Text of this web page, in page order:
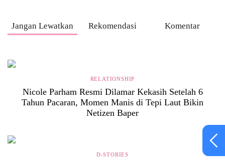
Jangan Lewatkan Rekomendasi Komentar
RELATIONSHIP
Nicole Parham Resmi Dilamar Kekasih Setelah 6
Tahun Pacaran, Momen Manis di Tepi Laut Bikin
Netizen Baper
D-STORIES